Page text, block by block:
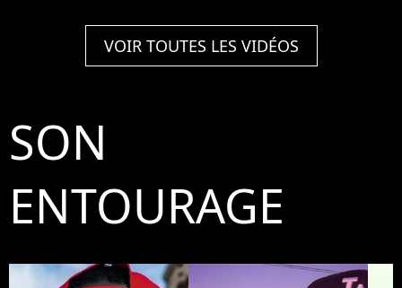
VOIR TOUTES LES VIDÉOS
SON
ENTOURAGE